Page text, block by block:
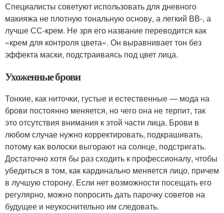
Специалисты советуют использовать для дневного
макияжа не плотную тональную основу, а легкий ВВ-, а
лучше СС-крем. Не зря его название переводится как
«крем для контроля цвета». Он выравнивает тон без
эффекта маски, подстраиваясь под цвет лица.
Ухоженные брови
Тонкие, как ниточки, густые и естественные — мода на
брови постоянно меняется, но чего она не терпит, так
это отсутствия внимания к этой части лица. Брови в
любом случае нужно корректировать, подкрашивать,
потому как волоски выгорают на солнце, подстригать.
Достаточно хотя бы раз сходить к профессионалу, чтобы
убедиться в том, как кардинально меняется лицо, причем
в лучшую сторону. Если нет возможности посещать его
регулярно, можно попросить дать парочку советов на
будущее и неукоснительно им следовать.